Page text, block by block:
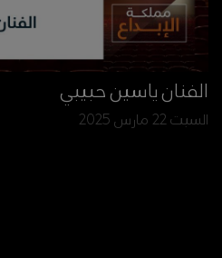
الفنان ياسين حبيبي
السبت 22 مارس 2025